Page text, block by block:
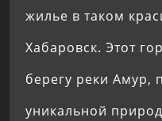
жилье в таком
Хабаровск. Этот
берегу реки Амур,
уникальной